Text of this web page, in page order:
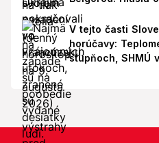
zranených
V tejto časti
horúčavy:
stupňoch, SHMÚ